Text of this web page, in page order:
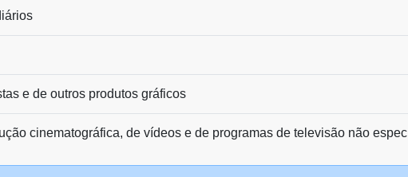
e de outros produtos gráficos
cinematográfica, de vídeos e de programas de televisão não